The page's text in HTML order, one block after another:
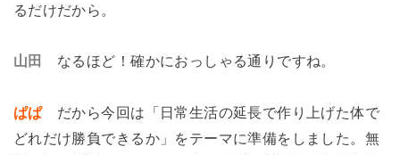
るだけだから。
山田 なるほど！確かにおっしゃる通りですね。
ぱぱ だから今回は「日常生活の延長で作り上げた体で
どれだけ勝負できるか」をテーマに準備をしました。無